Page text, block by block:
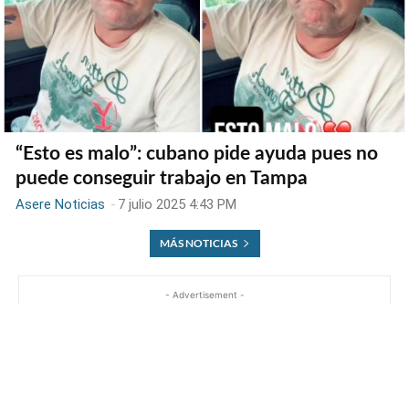
“Esto es malo”: cubano pide ayuda pues no
puede conseguir trabajo en Tampa
Asere Noticias - 7 julio 2025 4:43 PM
MÁS NOTICIAS
- Advertisement -